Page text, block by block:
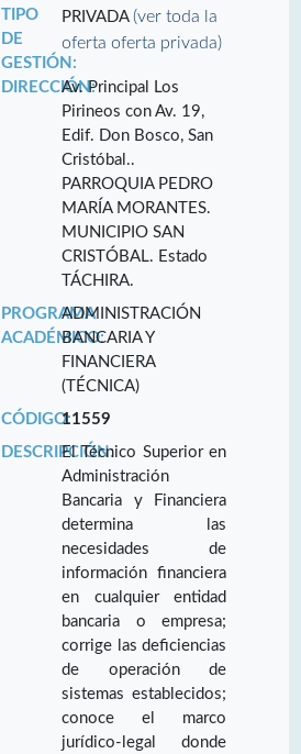
TIPO
DE
GESTIÓN:
PRIVADA(ver toda la
oferta oferta privada)
DIRECCIÓN:Av. Principal Los
Pirineos con Av. 19,
Edif. Don Bosco, San
Cristóbal..
PARROQUIA PEDRO
MARÍA MORANTES.
MUNICIPIO SAN
CRISTÓBAL. Estado
TÁCHIRA.
PROGRAMA
ACADÉMICO:
ADMINISTRACIÓN
BANCARIA Y
FINANCIERA
(TÉCNICA)
CÓDIGO:11559
DESCRIPCIÓN:El Técnico Superior en
Administración
Bancaria y Financiera
determina las
necesidades de
información financiera
en cualquier entidad
bancaria o empresa;
corrige las deficiencias
de operación de
sistemas establecidos;
conoce el marco
jurídico-legal donde